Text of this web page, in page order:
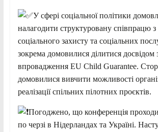
У сфері соціальної політики
налагодити структуровану співпрацю
соціального захисту та соціальних
зокрема домовилися ділитися досвідом
впровадження EU Child Guarantee.
домовилися вивчити можливості
реалізації спільних пілотних проєктів.
Погоджено, що конференція
по черзі в Нідерландах та Україні.